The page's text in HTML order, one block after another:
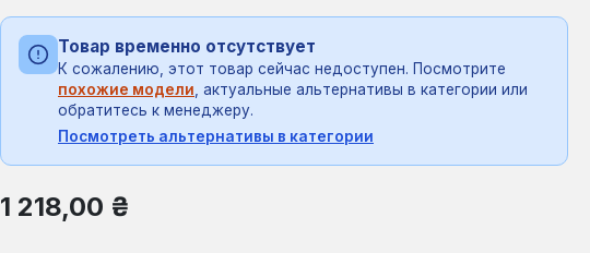
Товар временно отсутствует
К сожалению, этот товар сейчас недоступен. Посмотрите
похожие модели , актуальные альтернативы в категории или
обратитесь к менеджеру.
Посмотреть альтернативы в категории
Обычная цена:
1 218,00 ₴